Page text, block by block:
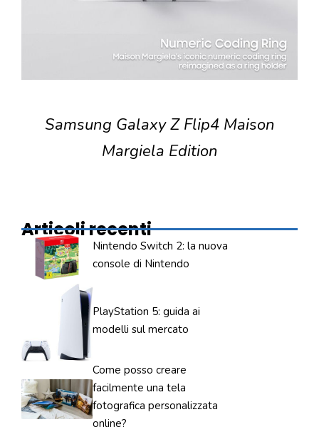
Samsung Galaxy Z Flip4 Maison
Margiela Edition
Articoli recenti
Nintendo Switch 2: la nuova
console di Nintendo
PlayStation 5: guida ai
modelli sul mercato
Come posso creare
facilmente una tela
fotografica personalizzata
online?